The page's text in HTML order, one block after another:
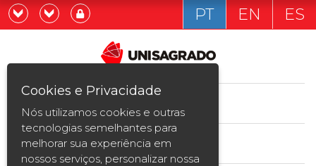
Graduação
Pós-graduação e MBA
Curta Duração
Já sou estudande
Quero ser estudante
PT EN ES
ESTUDE AQUI
Cookies e Privacidade
Nós utilizamos cookies e outras
tecnologias semelhantes para
melhorar sua experiência em
nossos serviços, personalizar nossa